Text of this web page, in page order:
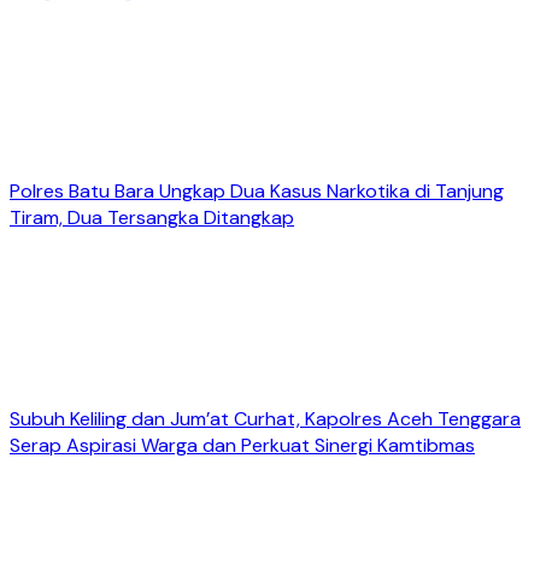
Polres Batu Bara Ungkap Dua Kasus Narkotika di Tanjung
Tiram, Dua Tersangka Ditangkap
Subuh Keliling dan Jum’at Curhat, Kapolres Aceh Tenggara
Serap Aspirasi Warga dan Perkuat Sinergi Kamtibmas